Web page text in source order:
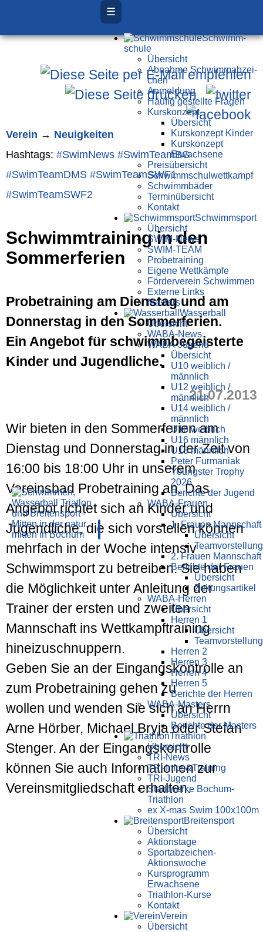
☰
Schwimm­
schule
Übersicht
Ab­nah­me Schwimm­ab­zei­
chen
Anmeldung
Häufig gestellte Fragen
Kurs­konzept
Übersicht
Kurskonzept Kinder
Kurskonzept
Erwachsene
Preis­über­sicht
Schwimm­schul­wett­kampf
Schwimm­bäder
Terminübersicht
Kontakt
Schwimm­sport
Übersicht
SWIM-News
SWIM-TEAM
Probe­training
Eigene Wettkämpfe
Förderverein Schwimmen
Externe Links
Masters
Wasser­ball
Übersicht
WABA-News
WABA-Jugend
Übersicht
U10 weiblich /
männlich
U12 weiblich /
männlich
U14 weiblich /
männlich
U16 weiblich
U16 männlich
U18 männlich
Peter Furmaniak
Youngster Trophy
2026
Berichte der Jugend
WABA-Frauen
Übersicht
1. Frauen Mannschaft
Übersicht
Teamvorstellung
2. Frauen Mannschaft
Berichte der Frauen
Übersicht
Zeitungsartikel
WABA-Herren
Übersicht
Herren 1
Übersicht
Teamvorstellung
Herren 2
Herren 3
Herren 4
Herren 5
Berichte der Herren
WABA-Masters
Übersicht
Berichte der Masters
Triathlon
Übersicht
TRI-News
TRI-Infos&Training
TRI-Jugend
Stadtwerke Bochum-
Triathlon
ex X-mas Swim 100x100m
Breiten­sport
Übersicht
Aktionstage
Sportabzeichen-
Aktionswoche
Kursprogramm
Erwachsene
Triathlon-Kurse
Kontakt
Verein
Übersicht
Verein → Neuigkeiten
Hashtags: #SwimNews #SwimTeamBG
#SwimTeamDMS #SwimTeamSWF1
#SwimTeamSWF2
Schwimmtraining in den
Sommerferien
Probetraining am Dienstag und am
Donnerstag in den Sommerferien.
Ein Angebot für schwimmbegeisterte
Kinder und Jugendliche.
21.07.2013
Wir bieten in den Sommerferien am
Dienstag und Donnerstag in der Zeit von
16:00 bis 18:00 Uhr in unserem
Vereinsbad Probetraining an. Das
Angebot richtet sich an Kinder und
Jugendliche, die sich vorstellen können
mehrfach in der Woche intensiv
Schwimmsport zu betreiben. Sie haben
die Möglichkeit unter Anleitung der
Trainer der ersten und zweiten
Mannschaft ins Wettkampftraining
hineizuschnuppern.
Geben Sie an der Eingangskontrolle an
zum Probetraining gehen zu
wollen und wenden Sie sich an Herrn
Arne Hörber, Michael Bryja oder Stefan
Stenger. An der Eingangskontrolle
können Sie auch Informationen zur
Vereinsmitgliedschaft erhalten.